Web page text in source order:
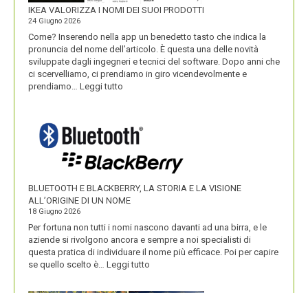
IKEA VALORIZZA I NOMI DEI SUOI PRODOTTI
24 Giugno 2026
Come? Inserendo nella app un benedetto tasto che indica la
pronuncia del nome dell’articolo. È questa una delle novità
sviluppate dagli ingegneri e tecnici del software. Dopo anni che
ci scervelliamo, ci prendiamo in giro vicendevolmente e
prendiamo… Leggi tutto
NOMI
DEI
SUOI
PRODOTTI
BLUETOOTH E BLACKBERRY, LA STORIA E LA VISIONE
ALL’ORIGINE DI UN NOME
18 Giugno 2026
Per fortuna non tutti i nomi nascono davanti ad una birra, e le
aziende si rivolgono ancora e sempre a noi specialisti di
questa pratica di individuare il nome più efficace. Poi per capire
se quello scelto è… Leggi tutto